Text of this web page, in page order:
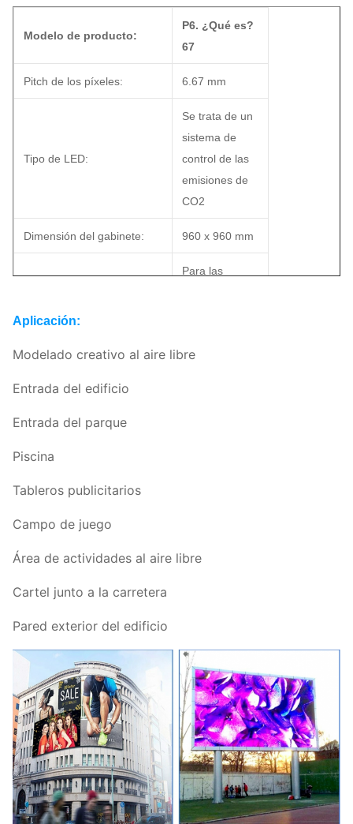
Modelo de producto:
P6. ¿Qué es?
67
Pitch de los píxeles: 6.67 mm
Tipo de LED:
Se trata de un
sistema de
control de las
emisiones de
CO2
Dimensión del gabinete: 960 x 960 mm
Para las
Mantenimiento
Clasificación IP:
Tasa de actualización: >1920 Hz
Tipo de instalación:
El montaje
- ¿Qué estás
haciendo?
Escala gris: 14 bits
Aplicación:
Modelado creativo al aire libre
Entrada del edificio
Entrada del parque
Piscina
Tableros publicitarios
Campo de juego
Área de actividades al aire libre
Cartel junto a la carretera
Pared exterior del edificio